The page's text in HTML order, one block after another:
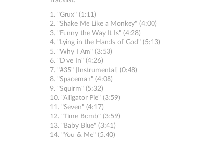
1. "Grux" (1:11)
2. "Shake Me Like a Monkey" (4:00)
3. "Funny the Way It Is" (4:28)
4. "Lying in the Hands of God" (5:13)
5. "Why I Am" (3:53)
6. "Dive In" (4:26)
7. "#35" [Instrumental] (0:48)
8. "Spaceman" (4:08)
9. "Squirm" (5:32)
10. "Alligator Pie" (3:59)
11. "Seven" (4:17)
12. "Time Bomb" (3:59)
13. "Baby Blue" (3:41)
14. "You & Me" (5:40)